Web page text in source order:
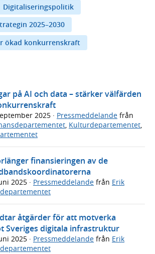
Digitaliseringspolitik
2025–2030
ökad konkurrenskraft
på AI och data – stärker välfärden
2025 · Pressmeddelande från
, Kulturdepartementet,
finansieringen av de
2025 · Pressmeddelande från Erik
åtgärder för att motverka
Sveriges digitala infrastruktur
2025 · Pressmeddelande från Erik